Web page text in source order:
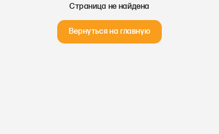
Страница не найдена
Вернуться на главную